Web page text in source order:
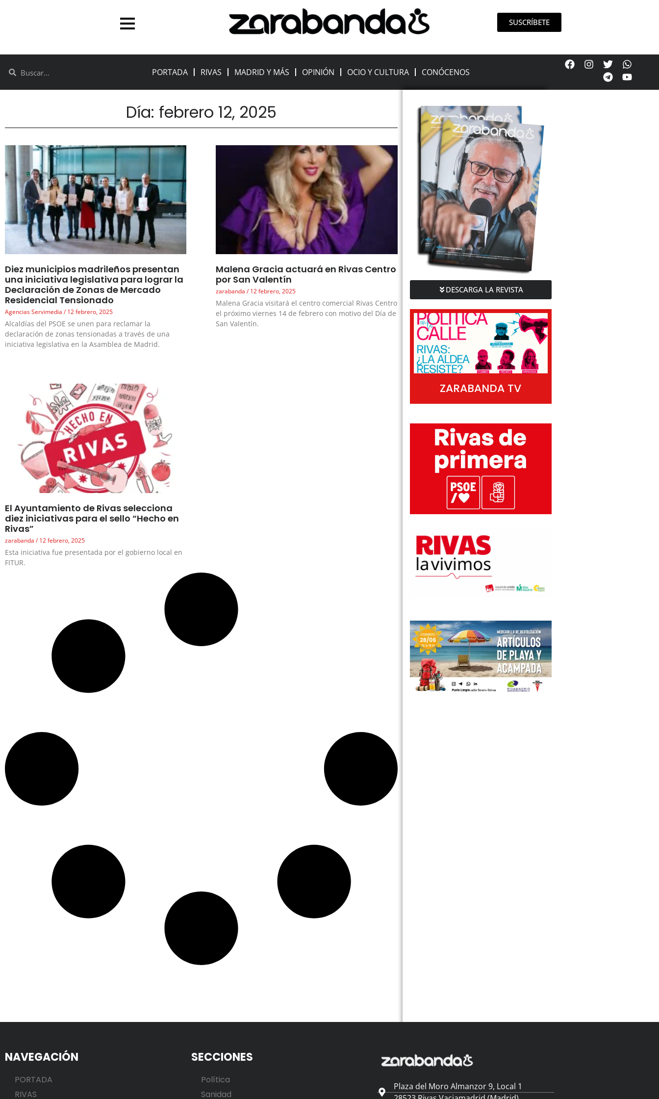
SUSCRÍBETE
PORTADA RIVAS MADRID Y MÁS OPINIÓN OCIO Y CULTURA CONÓCENOS
Día: febrero 12, 2025
Diez municipios madrileños presentan
una iniciativa legislativa para lograr la
Declaración de Zonas de Mercado
Residencial Tensionado
Agencias Servimedia 12 febrero, 2025
Alcaldías del PSOE se unen para reclamar la
declaración de zonas tensionadas a través de una
iniciativa legislativa en la Asamblea de Madrid.
Malena Gracia actuará en Rivas Centro
por San Valentín
zarabanda 12 febrero, 2025
Malena Gracia visitará el centro comercial Rivas Centro
el próximo viernes 14 de febrero con motivo del Día de
San Valentín.
El Ayuntamiento de Rivas selecciona
diez iniciativas para el sello “Hecho en
Rivas”
zarabanda 12 febrero, 2025
Esta iniciativa fue presentada por el gobierno local en
FITUR.
DESCARGA LA REVISTA
ZARABANDA TV
NAVEGACIÓN
PORTADA
RIVAS
SECCIONES
Política
Sanidad
Plaza del Moro Almanzor 9, Local 1